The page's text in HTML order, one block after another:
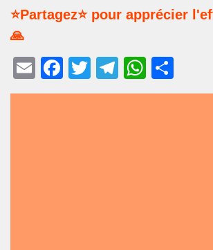
⭐Partagez⭐ pour apprécier
🙏
E
m
F
a
T
wi
T
el
W
h
ar